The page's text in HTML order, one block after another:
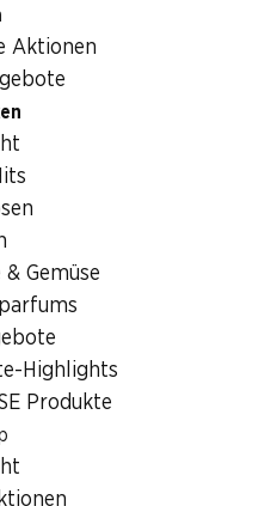
Aktionen
& Gemüse
Highlights
Produkte
Highlights